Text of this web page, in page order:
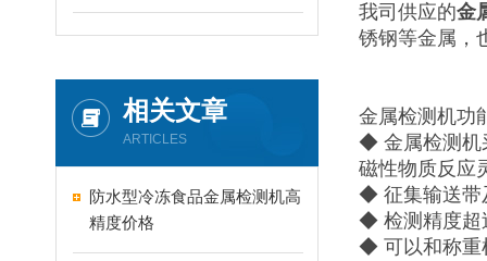
相关文章
ARTICLES
防水型冷冻食品金属检测机高
精度价格
我司供应的金
锈钢等金属，
金属检测机功
◆ 金属检测机
磁性物质反应
◆ 征集输送带
◆ 检测精度超
◆ 可以和称重